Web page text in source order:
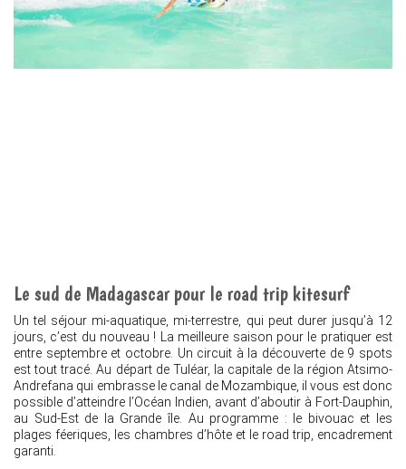
Le sud de Madagascar pour le road trip kitesurf
Un tel séjour mi-aquatique, mi-terrestre, qui peut durer jusqu’à 12
jours, c’est du nouveau ! La meilleure saison pour le pratiquer est
entre septembre et octobre. Un circuit à la découverte de 9 spots
est tout tracé. Au départ de Tuléar, la capitale de la région Atsimo-
Andrefana qui embrasse le canal de Mozambique, il vous est donc
possible d’atteindre l’Océan Indien, avant d’aboutir à Fort-Dauphin,
au Sud-Est de la Grande île. Au programme : le bivouac et les
plages féeriques, les chambres d’hôte et le road trip, encadrement
garanti.